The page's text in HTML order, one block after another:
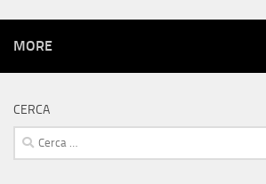
MORE
CERCA
Cerca: